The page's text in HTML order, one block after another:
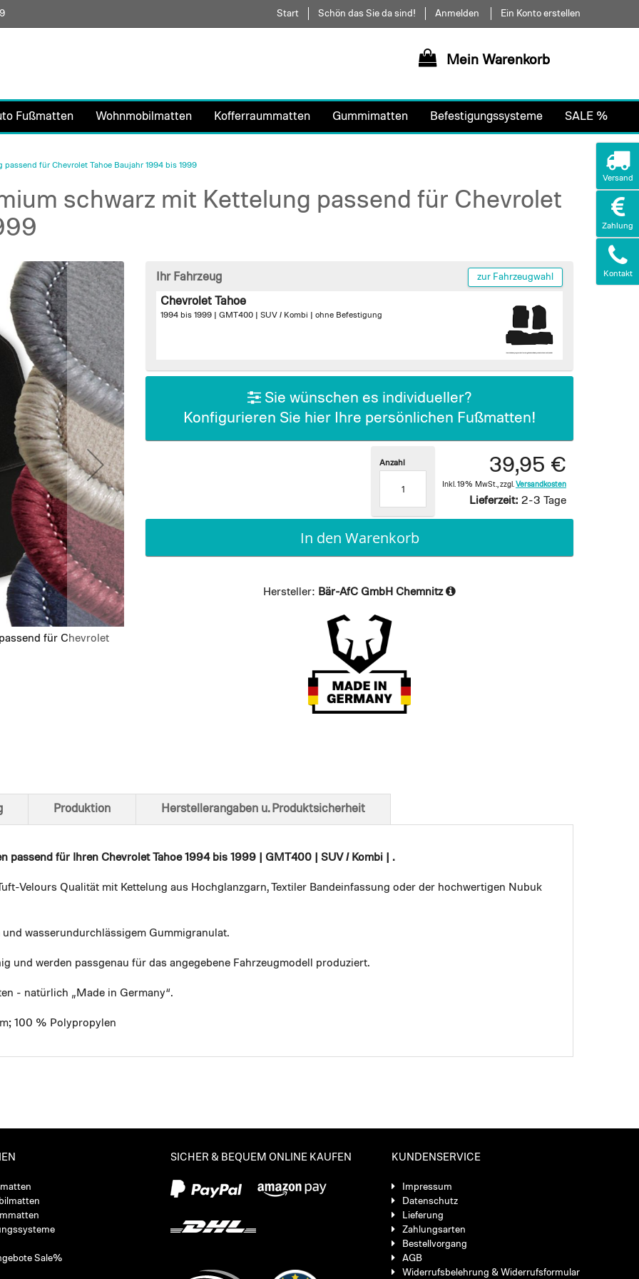
Direkt
zum
Start Schön das Sie da sind! Anmelden Ein Konto erstellen
Mein Warenkorb
Fußmatten Wohnmobilmatten Kofferraummatten Gummimatten Befestigungssysteme SALE %
für Chevrolet Tahoe Baujahr 1994 bis 1999
schwarz mit Kettelung passend für Chevrolet
für Chevrolet
Ansicht von unten
Ihr Fahrzeug zur Fahrzeugwahl
Chevrolet Tahoe
1994 bis 1999 | GMT400 | SUV / Kombi | ohne Befestigung
Sie wünschen es individueller?
Konfigurieren Sie hier Ihre persönlichen Fußmatten!
39,95 €
Inkl. 19% MwSt. zzgl. Versandkosten
Lieferzeit: 2-3 Tage
Anzahl
In den Warenkorb
Hersteller: Bär-AfC GmbH Chemnitz
passend für Ihren Chevrolet Tahoe 1994 bis 1999 | GMT400 | SUV / Kombi | .
Velours Qualität mit Kettelung aus Hochglanzgarn, Textiler Bandeinfassung oder der hochwertigen Nubuk
wasserundurchlässigem Gummigranulat.
und werden passgenau für das angegebene Fahrzeugmodell produziert.
- natürlich „Made in Germany“.
100 % Polypropylen
Produktion Herstellerangaben u. Produktsicherheit
Sale%
SICHER & BEQUEM ONLINE KAUFEN KUNDENSERVICE
Impressum
Datenschutz
Lieferung
Zahlungsarten
Bestellvorgang
AGB
Widerrufsbelehrung & Widerrufsformular
Versand
Zahlung
Kontakt